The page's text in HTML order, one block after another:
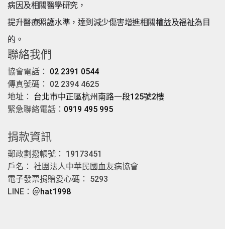
病因及相關醫學研究，
提升醫療照護水準，達到減少傷害增進相關權益及福祉為目
的。
聯絡我們
協會電話： 02 2391 0544
傳真號碼： 02 2394 4625
地址： 台北市中正區杭州南路一段125號2樓
緊急聯絡電話： 0919 495 995
捐款資訊
郵政劃撥帳號： 19173451
戶名： 社團法人中華民國血友病協會
電子發票捐贈愛心碼： 5293
LINE： ＠hat1998